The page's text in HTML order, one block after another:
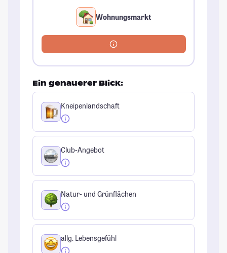
Wohnungsmarkt
Ein genauerer Blick:
Kneipenlandschaft
Club-Angebot
Natur- und Grünflächen
allg. Lebensgefühl